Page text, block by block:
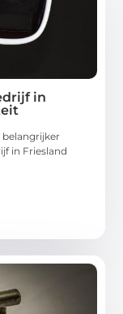
in
belangrijker
in Friesland